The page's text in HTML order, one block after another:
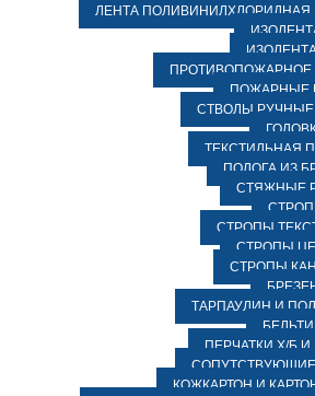
ЛЕНТА ПОЛИВИНИЛХЛОРИДНАЯ
ПРОТИВОПОЖАРНОЕ
ПОЖАРНЫЕ
СТВОЛЫ
ТЕКСТИЛЬНАЯ
ПОЛОГА ИЗ
СТЯЖНЫЕ
СТРОПЫ
СТРОПЫ
СТРОПЫ
ТАРПАУЛИН И
ПЕРЧАТКИ Х/Б
КОЖКАРТОН И